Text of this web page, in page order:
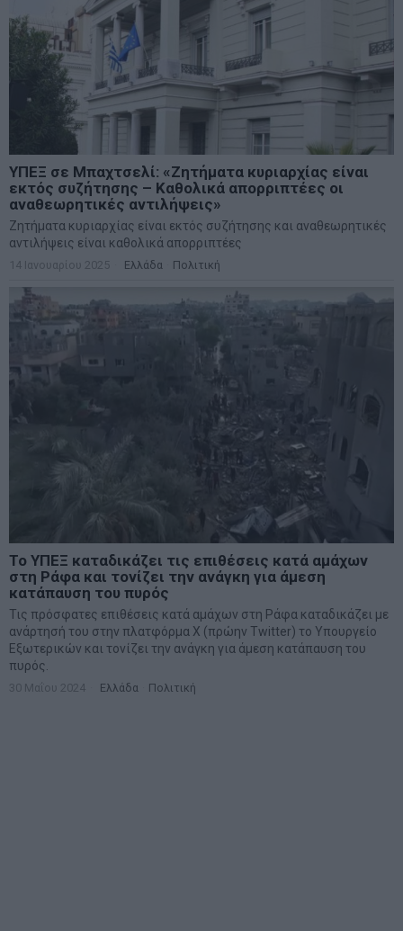
ΥΠΕΞ σε Μπαχτσελί: «Ζητήματα κυριαρχίας είναι
εκτός συζήτησης – Καθολικά απορριπτέες οι
αναθεωρητικές αντιλήψεις»
Ζητήματα κυριαρχίας είναι εκτός συζήτησης και αναθεωρητικές
αντιλήψεις είναι καθολικά απορριπτέες
14 Ιανουαρίου 2025 Ελλάδα Πολιτική
Το ΥΠΕΞ καταδικάζει τις επιθέσεις κατά αμάχων
στη Ράφα και τονίζει την ανάγκη για άμεση
κατάπαυση του πυρός
Τις πρόσφατες επιθέσεις κατά αμάχων στη Ράφα καταδικάζει με
ανάρτησή του στην πλατφόρμα X (πρώην Twitter) το Υπουργείο
Εξωτερικών και τονίζει την ανάγκη για άμεση κατάπαυση του
πυρός.
30 Μαΐου 2024 Ελλάδα Πολιτική